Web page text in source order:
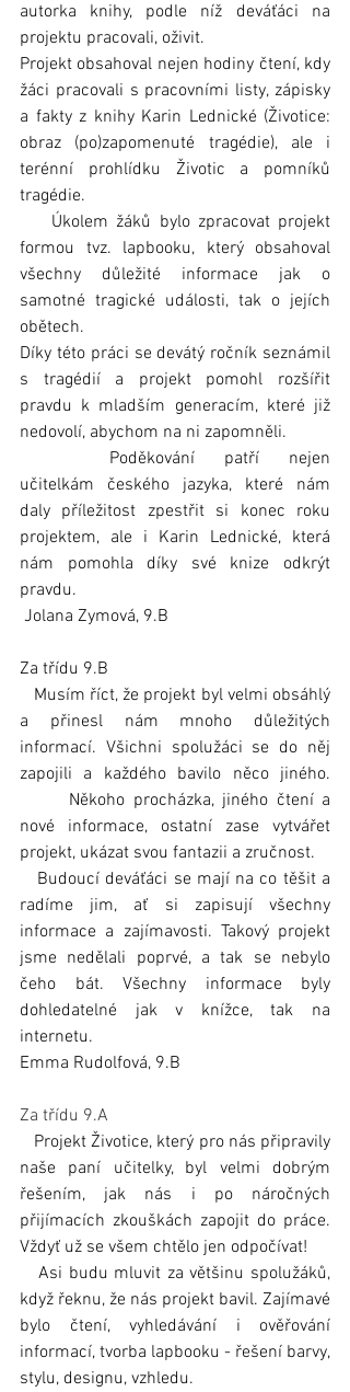
autorka knihy, podle níž deváťáci na
projektu pracovali, oživit.
Projekt obsahoval nejen hodiny čtení, kdy
žáci pracovali s pracovními listy, zápisky
a fakty z knihy Karin Lednické (Životice:
obraz (po)zapomenuté tragédie), ale i
terénní prohlídku Životic a pomníků
tragédie.
Úkolem žáků bylo zpracovat projekt
formou tvz. lapbooku, který obsahoval
všechny důležité informace jak o
samotné tragické události, tak o jejích
obětech.
Díky této práci se devátý ročník seznámil
s tragédií a projekt pomohl rozšířit
pravdu k mladším generacím, které již
nedovolí, abychom na ni zapomněli.
Poděkování patří nejen
učitelkám českého jazyka, které nám
daly příležitost zpestřit si konec roku
projektem, ale i Karin Lednické, která
nám pomohla díky své knize odkrýt
pravdu.
Jolana Zymová, 9.B
Za třídu 9.B
Musím říct, že projekt byl velmi obsáhlý
a přinesl nám mnoho důležitých
informací. Všichni spolužáci se do něj
zapojili a každého bavilo něco jiného.
Někoho procházka, jiného čtení a
nové informace, ostatní zase vytvářet
projekt, ukázat svou fantazii a zručnost.
Budoucí deváťáci se mají na co těšit a
radíme jim, ať si zapisují všechny
informace a zajímavosti. Takový projekt
jsme nedělali poprvé, a tak se nebylo
čeho bát. Všechny informace byly
dohledatelné jak v knížce, tak na
internetu.
Emma Rudolfová, 9.B
Za třídu 9.A
Projekt Životice, který pro nás připravily
naše paní učitelky, byl velmi dobrým
řešením, jak nás i po náročných
přijímacích zkouškách zapojit do práce.
Vždyť už se všem chtělo jen odpočívat!
Asi budu mluvit za většinu spolužáků,
když řeknu, že nás projekt bavil. Zajímavé
bylo čtení, vyhledávání i ověřování
informací, tvorba lapbooku - řešení barvy,
stylu, designu, vzhledu.